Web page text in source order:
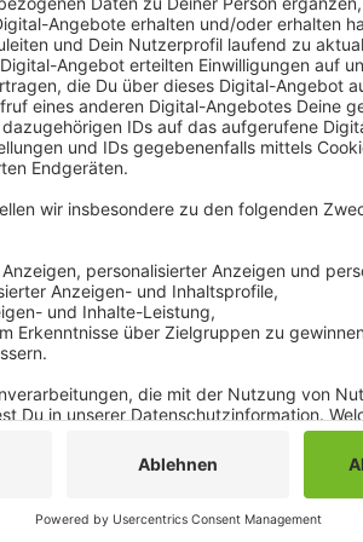
Dramatische Szenen gestern Abend in
Krefelder Hauptbahnhofs hat die Polizei
steht im dringenden Verdacht, vorher
Pressemitteilung. Vor dem Kino habe er
die Beamten auf den Mann schossen.
ist noch nichts bekannt, einen
Abend fuhren eine Zeit lang auch keine
Inzwischen ist aber klar, dass kein
Stattdessen gab es einen separaten
Anzeige